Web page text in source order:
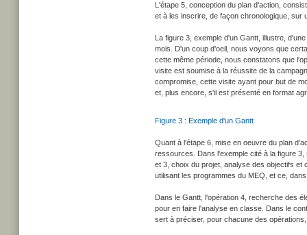
L'étape 5, conception du plan d'action,
et à les inscrire, de façon chronologique, sur
La figure 3, exemple d'un Gantt, illustre,
mois. D'un coup d'oeil, nous voyons que
cette même période, nous constatons que
visite est soumise à la réussite de la
compromise, cette visite ayant pour but de
et, plus encore, s'il est présenté en format
Figure 3 : Exemple d'un Gantt
Quant à l'étape 6, mise en oeuvre du plan
ressources. Dans l'exemple cité à la figure
et 3, choix du projet, analyse des objectifs et
utilisant les programmes du MEQ, et ce,
Dans le Gantt, l'opération 4, recherche des
pour en faire l'analyse en classe. Dans le
sert à préciser, pour chacune des